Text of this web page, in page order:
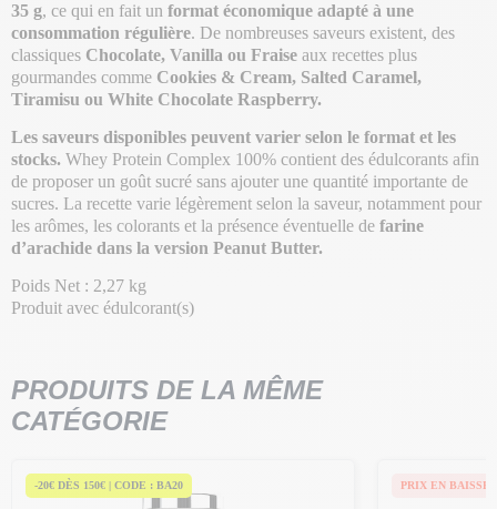
35 g, ce qui en fait un format économique adapté à une
consommation régulière. De nombreuses saveurs existent, des
classiques Chocolate, Vanilla ou Fraise aux recettes plus
gourmandes comme Cookies & Cream, Salted Caramel,
Tiramisu ou White Chocolate Raspberry.
Les saveurs disponibles peuvent varier selon le format et les
stocks. Whey Protein Complex 100% contient des édulcorants afin
de proposer un goût sucré sans ajouter une quantité importante de
sucres. La recette varie légèrement selon la saveur, notamment pour
les arômes, les colorants et la présence éventuelle de farine
d’arachide dans la version Peanut Butter.
Poids Net : 2,27 kg
Produit avec édulcorant(s)
PRODUITS DE LA MÊME
CATÉGORIE
-20€ DÈS 150€ | CODE : BA20 PRIX EN BAISSE